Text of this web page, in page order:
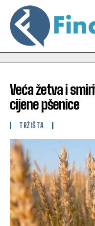
Veća žetva i
cijene pšenice
TRŽIŠTA